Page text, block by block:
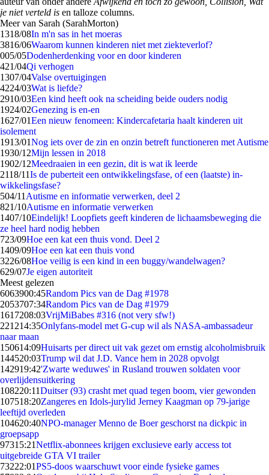
je niet verteld is en talloze columns.
Meer van Sarah (SarahMorton)
1318/08In m'n sas in het moeras
3816/06Waarom kunnen kinderen niet met ziekteverlof?
005/05Dodenherdenking voor en door kinderen
421/04Qi verhogen
1307/04Valse overtuigingen
4224/03Wat is liefde?
2910/03Een kind heeft ook na scheiding beide ouders nodig
1924/02Genezing is en-en
1627/01Een nieuw fenomeen: Kindercafetaria haalt kinderen uit
isolement
1913/01Nog iets over de zin en onzin betreft functioneren met Autisme
1930/12Mijn lessen in 2018
1902/12Meedraaien in een gezin, dit is wat ik leerde
2118/11Is de puberteit een ontwikkelingsfase, of een (laatste) in-
wikkelingsfase?
504/11 Autisme en informatie verwerken, deel 2
821/10Autisme en informatie verwerken
1407/10Eindelijk! Loopfiets geeft kinderen de lichaamsbeweging die
ze heel hard nodig hebben
723/09Hoe een kat een thuis vond. Deel 2
1409/09Hoe een kat een thuis vond
3226/08Hoe veilig is een kind in een buggy/wandelwagen?
629/07Je eigen autoriteit
Meest gelezen
6063900:45Random Pics van de Dag #1978
2053707:34Random Pics van de Dag #1979
1617208:03VrijMiBabes #316 (not very sfw!)
221214:35Onlyfans-model met G-cup wil als NASA-ambassadeur
naar maan
150614:09Huisarts per direct uit vak gezet om ernstig alcoholmisbruik
144520:03Trump wil dat J.D. Vance hem in 2028 opvolgt
142919:42'Zwarte weduwes' in Rusland trouwen soldaten voor
overlijdensuitkering
108220:11Duitser (93) crasht met quad tegen boom, vier gewonden
107518:20Zangeres en Idols-jurylid Jerney Kaagman op 79-jarige
leeftijd overleden
104620:40NPO-manager Menno de Boer geschorst na dickpic in
groepsapp
97315:21Netflix-abonnees krijgen exclusieve early access tot
uitgebreide GTA VI trailer
73222:01PS5-doos waarschuwt voor einde fysieke games